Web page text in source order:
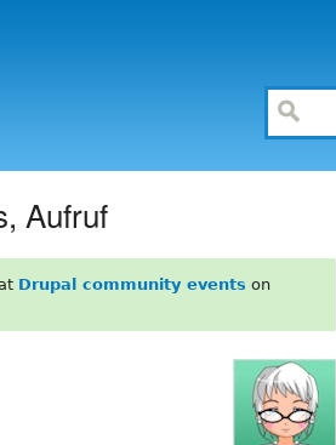
Aufruf
Drupal community events on